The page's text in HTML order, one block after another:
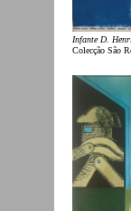
Infante D.
Colecção São